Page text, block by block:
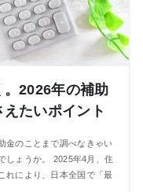
2026年の補助
たいポイント
金のことまで調べなきゃい
しょうか。 2025年4月、住
れにより、日本全国で「最